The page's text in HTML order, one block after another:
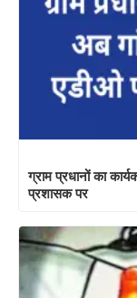
ग्राम प्रधानों का
प्रशासक पर